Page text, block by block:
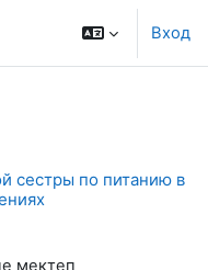
Вход
сестры по питанию в
мектеп